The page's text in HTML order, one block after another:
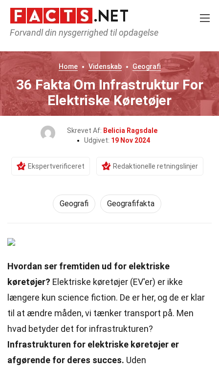
Forvandl din nysgerrighed til opdagelse
Home Videnskab Geografi
36 Fakta Om Infrastruktur For
Elektriske Køretøjer
Skrevet Af: Belicia Ragsdale
Udgivet: 19 Nov 2024
Ekspertverificeret Redaktionelle retningslinjer
Geografi Geografifakta
Hvordan ser fremtiden ud for elektriske
køretøjer? Elektriske køretøjer (EV'er) er ikke
længere kun science fiction. De er her, og de er klar
til at ændre måden, vi tænker transport på. Men
hvad betyder det for infrastrukturen?
Infrastrukturen for elektriske køretøjer er
afgørende for deres succes. Uden